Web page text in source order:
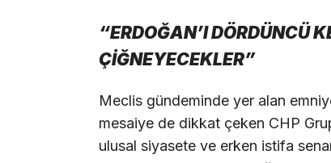
“ERDOĞAN’I DÖRDÜNCÜ
ÇİĞNEYECEKLER”
Meclis gündeminde yer alan
mesaiye de dikkat çeken CHP
ulusal siyasete ve erken istifa